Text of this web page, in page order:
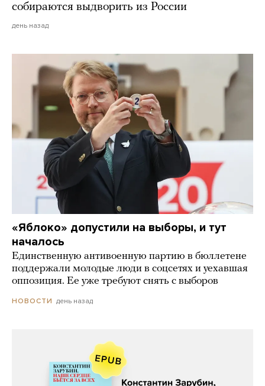
собираются выдворить из России
день назад
«Яблоко» допустили на выборы, и тут
началось
Единственную антивоенную партию в бюллетене
поддержали молодые люди в соцсетях и уехавшая
оппозиция. Ее уже требуют снять с выборов
НОВОСТИ день назад